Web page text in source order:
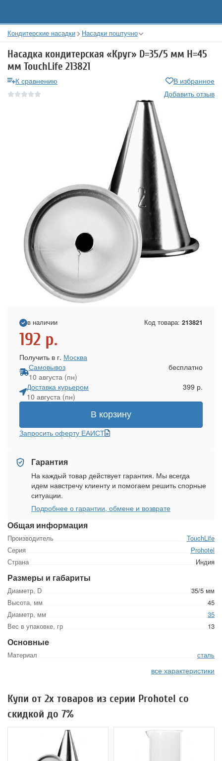
Кондитерские насадки Насадки поштучно
Насадка кондитерская «Круг» D=35/5 мм H=45
мм TouchLife 213821
К сравнению
В избранное
Добавить отзыв
Общая информация
Производитель
TouchLife
Серия
Prohotel
Страна
Индия
Размеры и габариты
Диаметр, D
35/5 мм
Высота, мм
45
Диаметр, мм
35
Вес в упаковке, гр
13
Основные
Материал сталь
все характеристики
в наличии Код товара: 213821
192 р.
Получить в г. Москва
Самовывоз
10 августа (пн)
бесплатно
Доставка курьером
10 августа (пн)
399 р.
В корзину
Запросить оферту ЕАИСТ
Гарантия
На каждый товар действует гарантия. Мы всегда
идем навстречу клиенту и помогаем решить спорные
ситуации.
Подробнее о гарантии, обмене и возврате
Купи от 2х товаров из серии Prohotel со
скидкой до 7%